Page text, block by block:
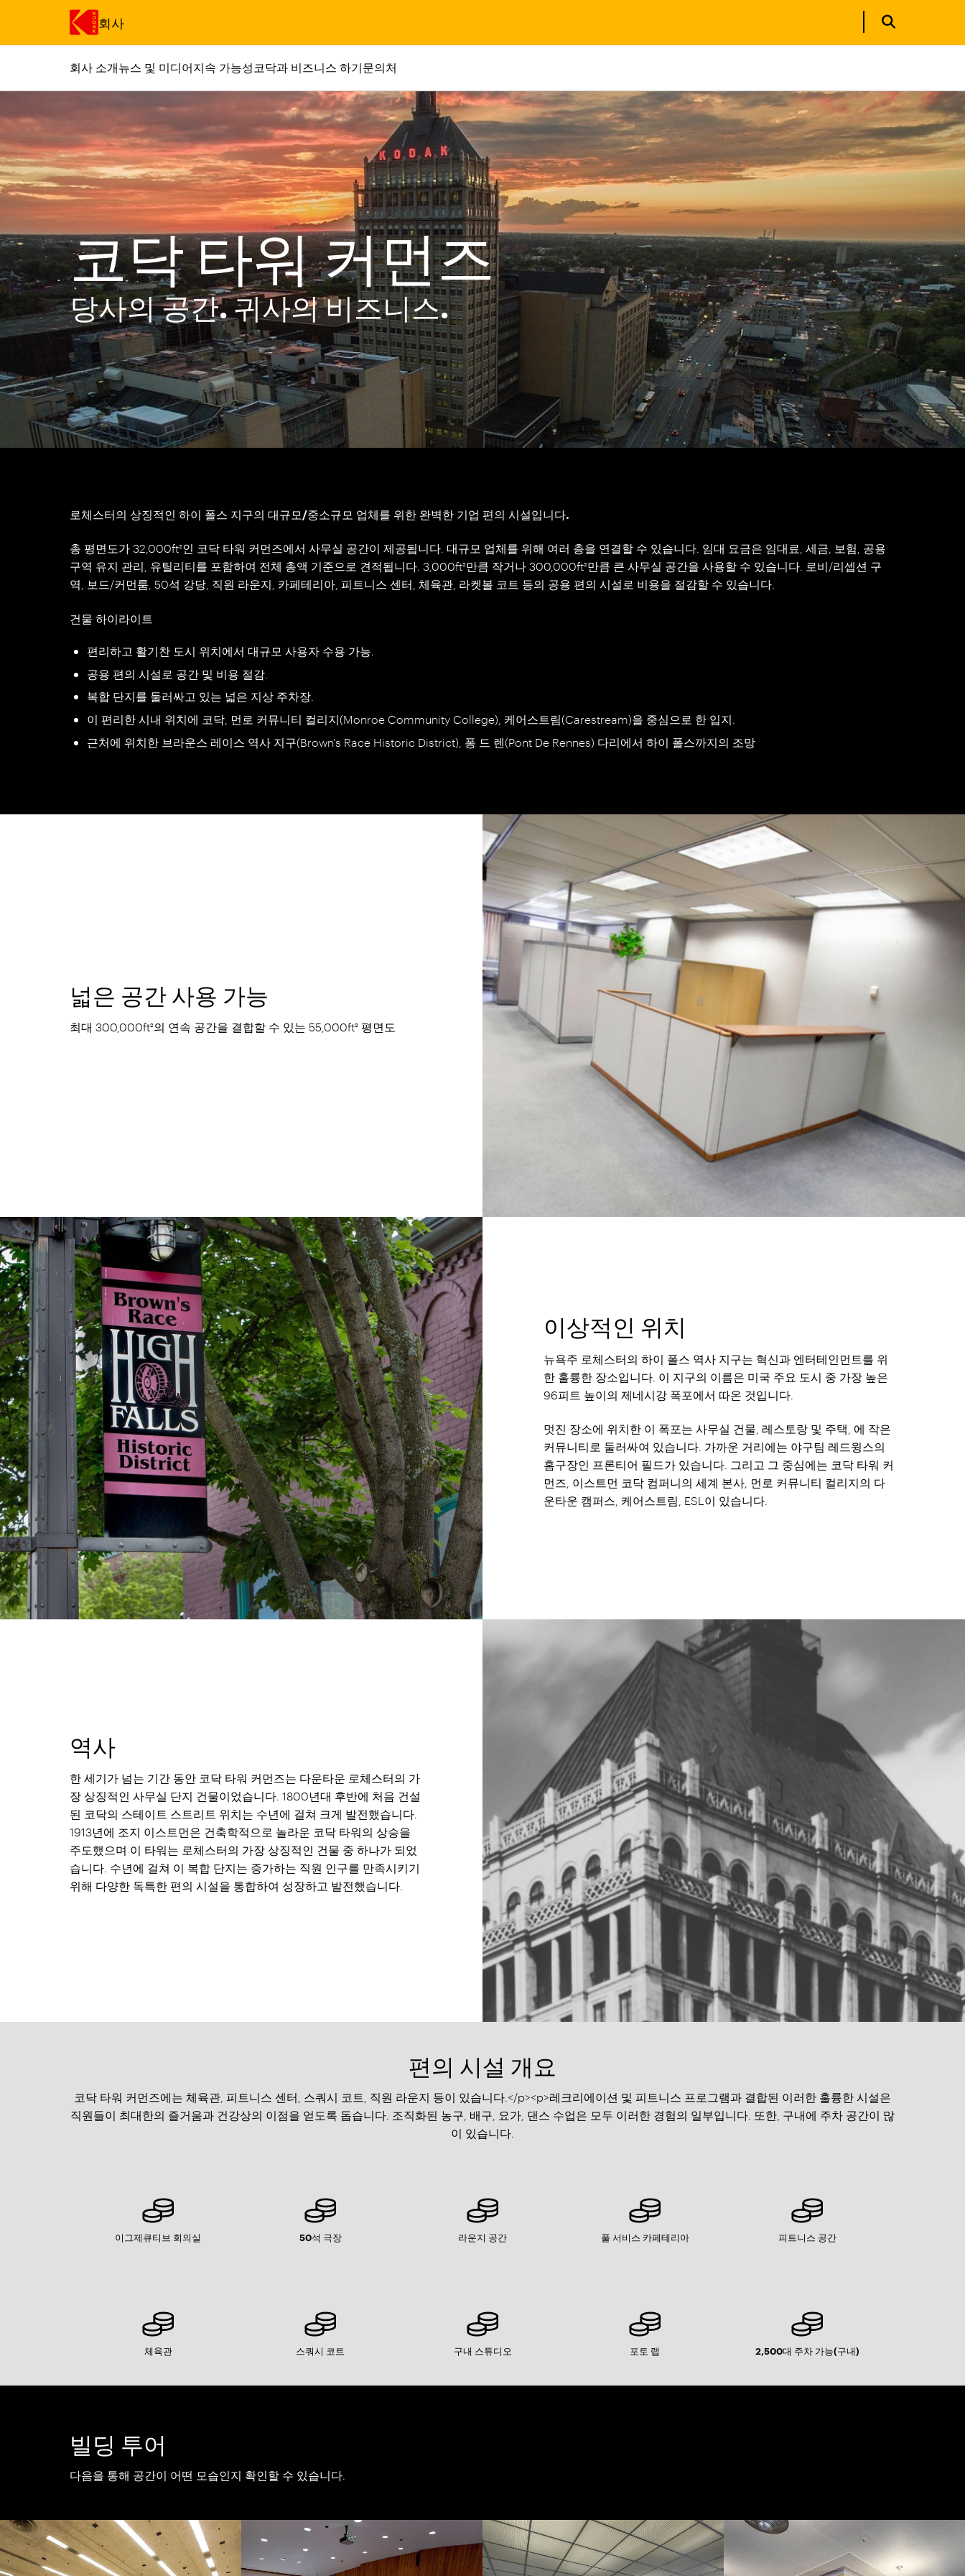
회사
회사 소개뉴스 및 미디어지속 가능성코닥과 비즈니스 하기문의처
코닥 타워 커먼즈
당사의 공간. 귀사의 비즈니스.
로체스터의 상징적인 하이 폴스 지구의 대규모/중소규모 업체를 위한 완벽한 기업 편의 시설입니다.
총 평면도가 32,000ft²인 코닥 타워 커먼즈에서 사무실 공간이 제공됩니다. 대규모 업체를 위해 여러 층을 연결할 수 있습니다. 임대 요금은 임대료, 세금, 보험, 공용
구역 유지 관리, 유틸리티를 포함하여 전체 총액 기준으로 견적됩니다. 3,000ft²만큼 작거나 300,000ft²만큼 큰 사무실 공간을 사용할 수 있습니다. 로비/리셉션 구
역, 보드/커먼룸, 50석 강당, 직원 라운지, 카페테리아, 피트니스 센터, 체육관, 라켓볼 코트 등의 공용 편의 시설로 비용을 절감할 수 있습니다.
건물 하이라이트
편리하고 활기찬 도시 위치에서 대규모 사용자 수용 가능.
공용 편의 시설로 공간 및 비용 절감.
복합 단지를 둘러싸고 있는 넓은 지상 주차장.
이 편리한 시내 위치에 코닥, 먼로 커뮤니티 컬리지(Monroe Community College), 케어스트림(Carestream)을 중심으로 한 입지.
근처에 위치한 브라운스 레이스 역사 지구(Brown's Race Historic District), 퐁 드 렌(Pont De Rennes) 다리에서 하이 폴스까지의 조망
넓은 공간 사용 가능
최대 300,000ft²의 연속 공간을 결합할 수 있는 55,000ft² 평면도
이상적인 위치
뉴욕주 로체스터의 하이 폴스 역사 지구는 혁신과 엔터테인먼트를 위
한 훌륭한 장소입니다. 이 지구의 이름은 미국 주요 도시 중 가장 높은
96피트 높이의 제네시강 폭포에서 따온 것입니다.
멋진 장소에 위치한 이 폭포는 사무실 건물, 레스토랑 및 주택, 에 작은
커뮤니티로 둘러싸여 있습니다. 가까운 거리에는 야구팀 레드윙스의
홈구장인 프론티어 필드가 있습니다. 그리고 그 중심에는 코닥 타워 커
먼즈, 이스트먼 코닥 컴퍼니의 세계 본사, 먼로 커뮤니티 컬리지의 다
운타운 캠퍼스, 케어스트림, ESL이 있습니다.
역사
한 세기가 넘는 기간 동안 코닥 타워 커먼즈는 다운타운 로체스터의 가
장 상징적인 사무실 단지 건물이었습니다. 1800년대 후반에 처음 건설
된 코닥의 스테이트 스트리트 위치는 수년에 걸쳐 크게 발전했습니다.
1913년에 조지 이스트먼은 건축학적으로 놀라운 코닥 타워의 상승을
주도했으며 이 타워는 로체스터의 가장 상징적인 건물 중 하나가 되었
습니다. 수년에 걸쳐 이 복합 단지는 증가하는 직원 인구를 만족시키기
위해 다양한 독특한 편의 시설을 통합하여 성장하고 발전했습니다.
편의 시설 개요
코닥 타워 커먼즈에는 체육관, 피트니스 센터, 스쿼시 코트, 직원 라운지 등이 있습니다.</p><p>레크리에이션 및 피트니스 프로그램과 결합된 이러한 훌륭한 시설은
직원들이 최대한의 즐거움과 건강상의 이점을 얻도록 돕습니다. 조직화된 농구, 배구, 요가, 댄스 수업은 모두 이러한 경험의 일부입니다. 또한, 구내에 주차 공간이 많
이 있습니다.
이그제큐티브 회의실 50석 극장 라운지 공간 풀 서비스 카페테리아 피트니스 공간
체육관 스쿼시 코트 구내 스튜디오 포토 랩 2,500대 주차 가능(구내)
빌딩 투어
다음을 통해 공간이 어떤 모습인지 확인할 수 있습니다.